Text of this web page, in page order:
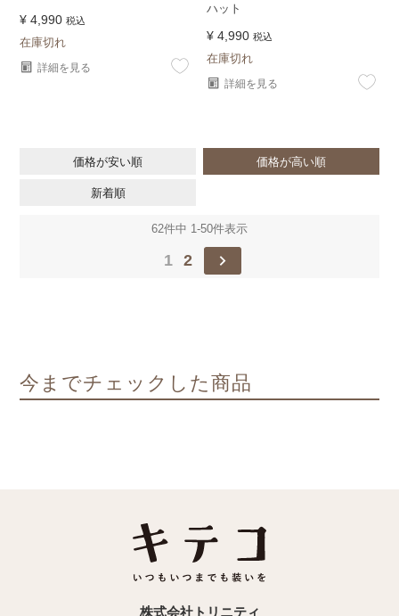
¥ 4,990 税込
在庫切れ
詳細を見る
ハット
¥ 4,990 税込
在庫切れ
詳細を見る
価格が安い順 価格が高い順
新着順
62件中 1-50件表示
1 2
今までチェックした商品
株式会社トリニティ